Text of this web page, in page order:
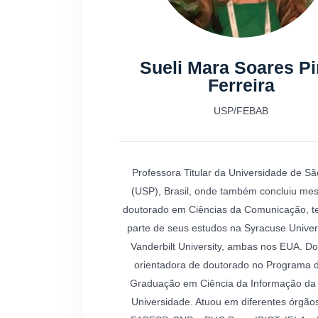
Sueli Mara Soares
Ferreira
USP/FEBAB
Professora Titular da Universidade de
(USP), Brasil, onde também concluiu
doutorado em Ciências da Comunicação,
parte de seus estudos na Syracuse
Vanderbilt University, ambas nos EUA.
orientadora de doutorado no Programa
Graduação em Ciência da Informação da
Universidade. Atuou em diferentes